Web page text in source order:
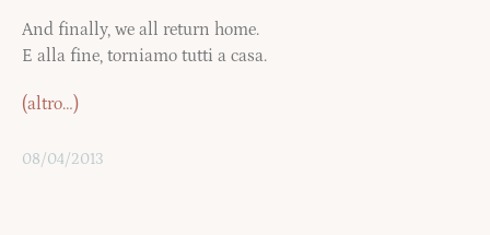
And finally, we all return home.
E alla fine, torniamo tutti a casa.
(altro…)
08/04/2013